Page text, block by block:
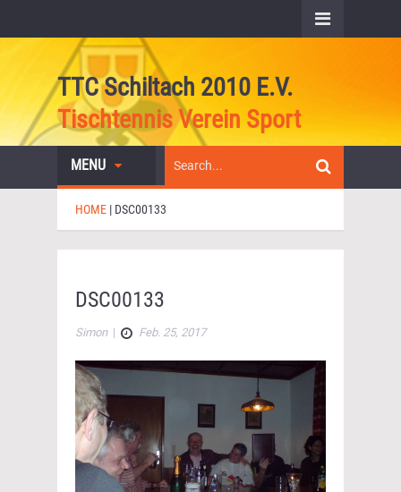
TTC Schiltach 2010 E.V.
Tischtennis Verein Sport
MENU
HOME | DSC00133
DSC00133
Simon| Feb. 25, 2017